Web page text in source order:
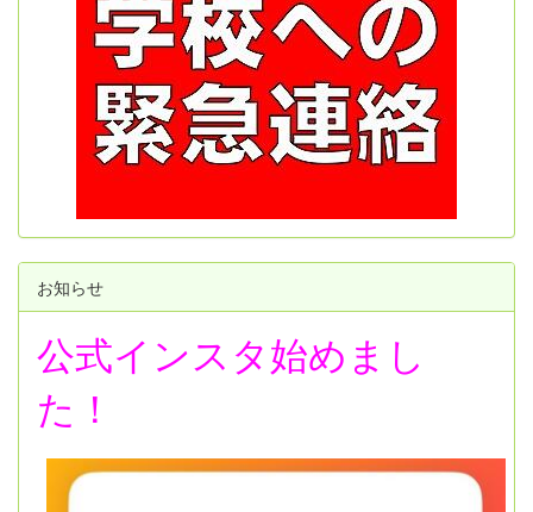
お知らせ
公式インスタ始めまし
た！